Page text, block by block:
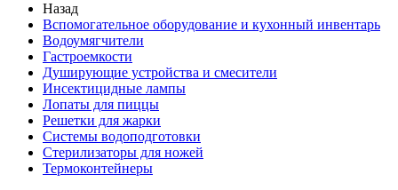
Назад
Вспомогательное оборудование и кухонный инвентарь
Водоумягчители
Гастроемкости
Душирующие устройства и смесители
Инсектицидные лампы
Лопаты для пиццы
Решетки для жарки
Системы водоподготовки
Стерилизаторы для ножей
Термоконтейнеры